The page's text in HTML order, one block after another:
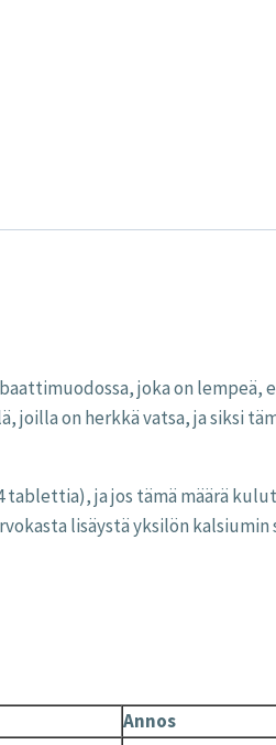
joka on
joilla on herkkä vatsa, ja siksi
tablettia), ja jos tämä määrä
lisäystä yksilön
Annos